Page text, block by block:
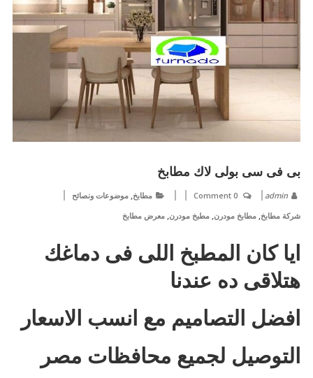
بى فى سى بولى لاك مطابخ
admin
0 Comment مطابخ, موضوعات ونصائح
شركة مطابخ, مطابخ مودرن, مطبخ مودرن, معرض مطابخ
ايا كان المطبخ اللى فى دماغك
هتلاقى ده عندنا
افضل التصاميم مع انسب الاسعار
التوصيل لجميع محافظات مصر